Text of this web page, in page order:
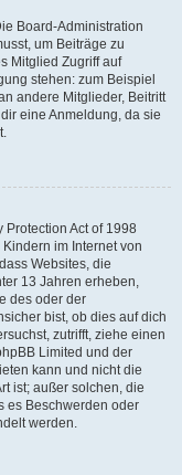
Board-Administration
um Beiträge zu
Mitglied Zugriff auf
stehen: zum Beispiel
andere Mitglieder, Beitritt
eine Anmeldung, da sie
Protection Act of 1998
im Internet von
Websites, die
13 Jahren erheben,
des oder der
bist, ob dies auf dich
zutrifft, ziehe einen
Limited und der
kann und nicht die
ist; außer solchen, die
es Beschwerden oder
werden.